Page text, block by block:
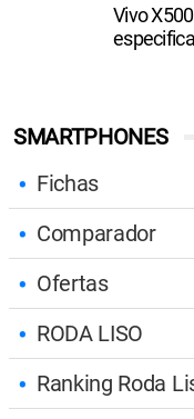
SMARTPHONES
Fichas
Comparador
Ofertas
RODA LISO
Ranking Roda
Vivo